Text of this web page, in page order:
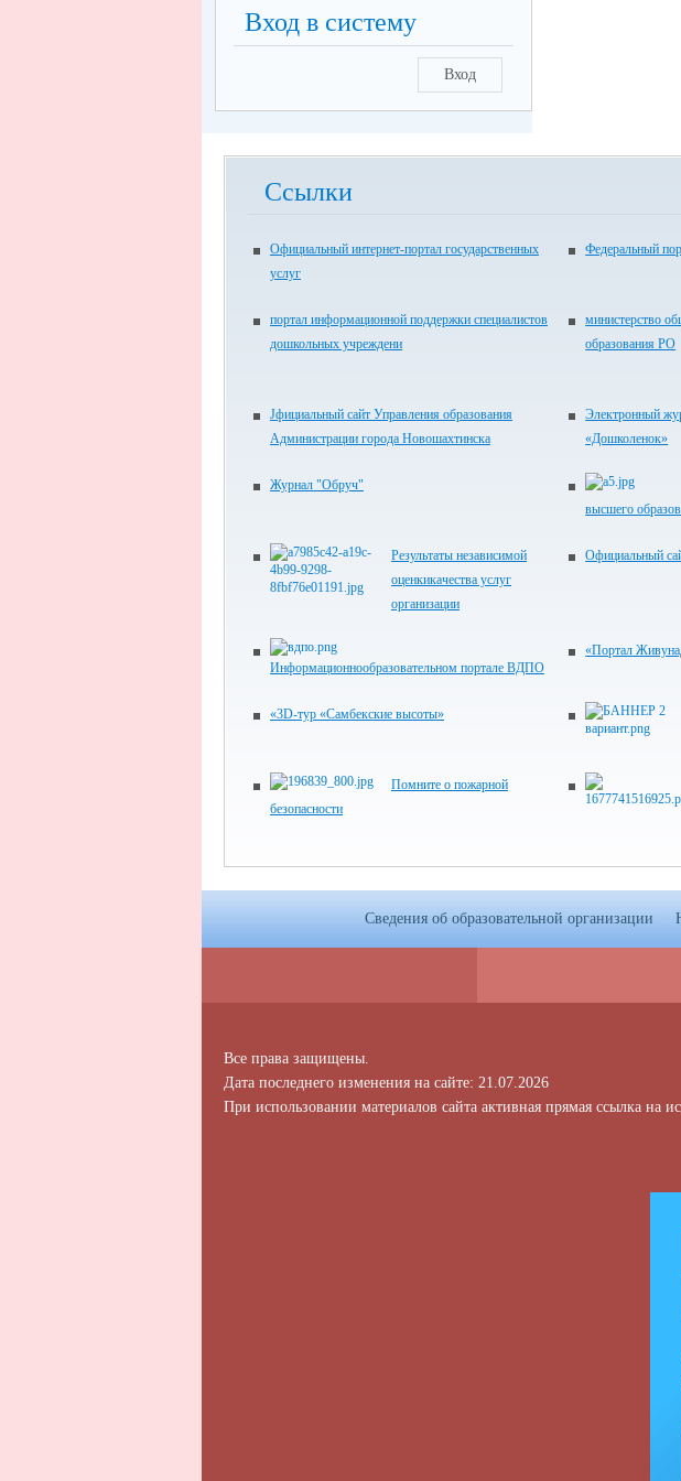
Вход в систему
Вход
Ссылки
Официальный интернет-портал государственных
услуг
Федеральный
портал информационной поддержки специалистов
дошкольных учреждени
министерство
образования РО
Jфициальный сайт Управления образования
Администрации города Новошахтинска
Электронный
«Дошколенок»
Журнал "Обруч"
высшего
Результаты независимой
оценкикачества услуг
организации
Официальный
Информационнообразовательном портале ВДПО
«Портал
«3D-тур «Самбекские высоты»
Помните о пожарной
безопасности
Сведения об образовательной организации
Все права защищены.
Дата последнего изменения на сайте: 21.07.2026
При использовании материалов сайта активная прямая ссылка на